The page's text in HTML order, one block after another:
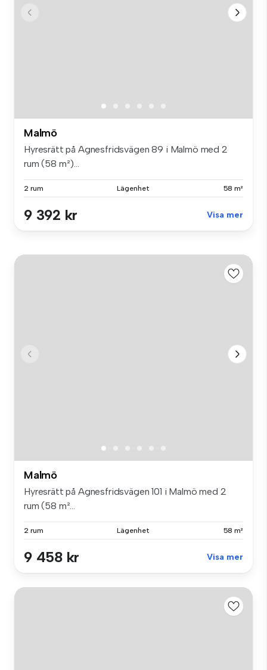
Malmö
Hyresrätt på Agnesfridsvägen 89 i Malmö med 2
rum (58 m²)...
2 rum Lägenhet 58 m²
9 392 kr Visa mer
Malmö
Hyresrätt på Agnesfridsvägen 101 i Malmö med 2
rum (58 m²...
2 rum Lägenhet 58 m²
9 458 kr Visa mer